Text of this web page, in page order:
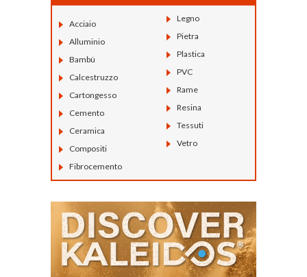
Acciaio
Alluminio
Bambù
Calcestruzzo
Cartongesso
Cemento
Ceramica
Compositi
Fibrocemento
Legno
Pietra
Plastica
PVC
Rame
Resina
Tessuti
Vetro